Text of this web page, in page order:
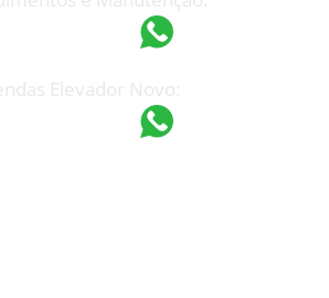
(19) 97418-4862
(19) 97421-9751